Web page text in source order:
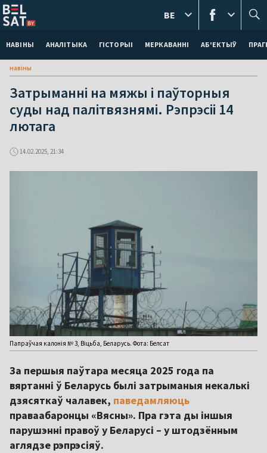
НАВІНЫ АНАЛІТЫКА ГІСТОРЫІ МЕРКАВАННI АБ'ЕКТЫЎ
BE
навіны
Затрыманні на мяжы і паўторныя
суды над палітвязнямі. Рэпрэсіі 14
лютага
14.02.2025, 21:34
Папраўчая калонія № 3, Віцьба, Беларусь. Фота: Белсат
За першыя паўтара месяца 2025 года па
вяртанні ў Беларусь былі затрыманыя некалькі
дзясяткаў чалавек, паведамляюць
праваабаронцы «Вясны». Пра гэта ды іншыя
парушэнні правоў у Беларусі – у штодзённым
аглядзе рэпрэсіяў.